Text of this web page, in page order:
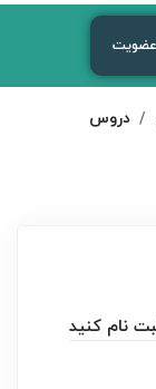
دروس
نام کنید